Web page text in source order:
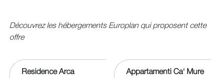
Découvrez les hébergements Europlan qui proposent cette
offre
Residence Arca Appartamenti Ca' Mure